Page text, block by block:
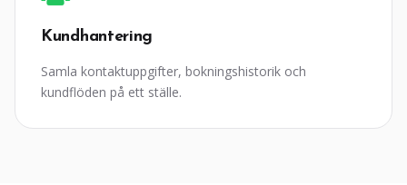
Kundhantering
Samla kontaktuppgifter, bokningshistorik och
kundflöden på ett ställe.